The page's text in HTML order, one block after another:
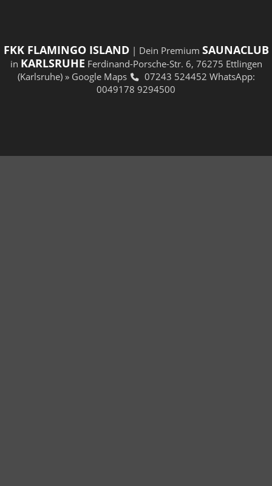
FKK FLAMINGO ISLAND| Dein Premium SAUNACLUB
in KARLSRUHE Ferdinand-Porsche-Str. 6, 76275 Ettlingen
(Karlsruhe) » Google Maps 07243 524452 WhatsApp:
0049178 9294500